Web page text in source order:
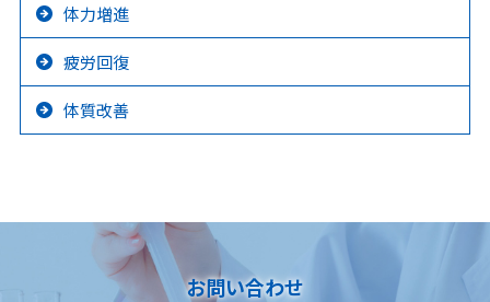
体力増進
疲労回復
体質改善
お問い合わせ